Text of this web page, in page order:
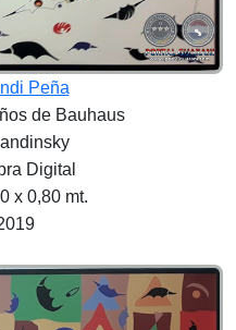
Peña
de Bauhaus
Digital
x 0,80 mt.